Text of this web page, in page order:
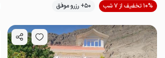
10% تخفیف از 7 شب
50+ رزرو موفق